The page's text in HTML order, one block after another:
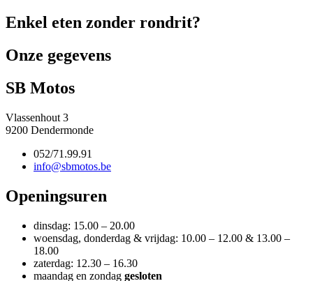
Enkel eten zonder rondrit?
Onze gegevens
SB Motos
Vlassenhout 3
9200 Dendermonde
052/71.99.91
info@sbmotos.be
Openingsuren
dinsdag: 15.00 – 20.00
woensdag, donderdag & vrijdag: 10.00 – 12.00 & 13.00 –
18.00
zaterdag: 12.30 – 16.30
maandag en zondag gesloten